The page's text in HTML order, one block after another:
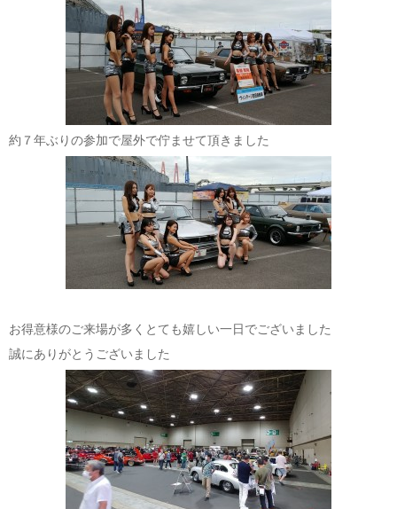
約７年ぶりの参加で屋外で佇ませて頂きました
お得意様のご来場が多くとても嬉しい一日でございました
誠にありがとうございました